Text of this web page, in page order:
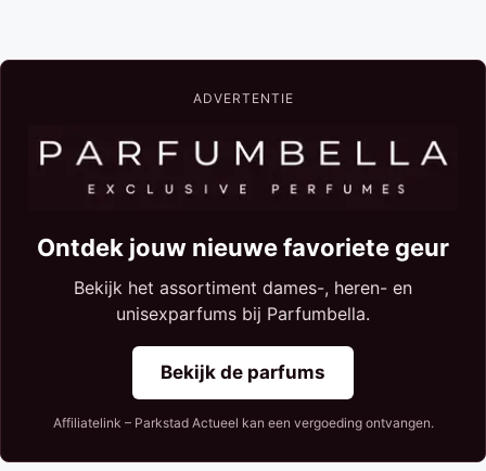
ADVERTENTIE
Ontdek jouw nieuwe favoriete geur
Bekijk het assortiment dames-, heren- en
unisexparfums bij Parfumbella.
Bekijk de parfums
Affiliatelink – Parkstad Actueel kan een vergoeding ontvangen.